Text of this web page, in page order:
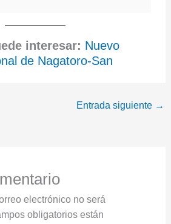
interesar: Nuevo
de Nagatoro-San
Entrada siguiente →
electrónico no será
obligatorios están